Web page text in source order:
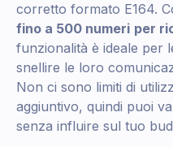
corretto formato E164.
fino a 500 numeri per
funzionalità è ideale per
snellire le loro
Non ci sono limiti di
aggiuntivo, quindi puoi
senza influire sul tuo